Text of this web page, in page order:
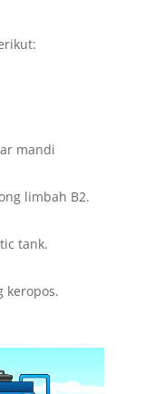
mandi
limbah B2.
tank.
keropos.